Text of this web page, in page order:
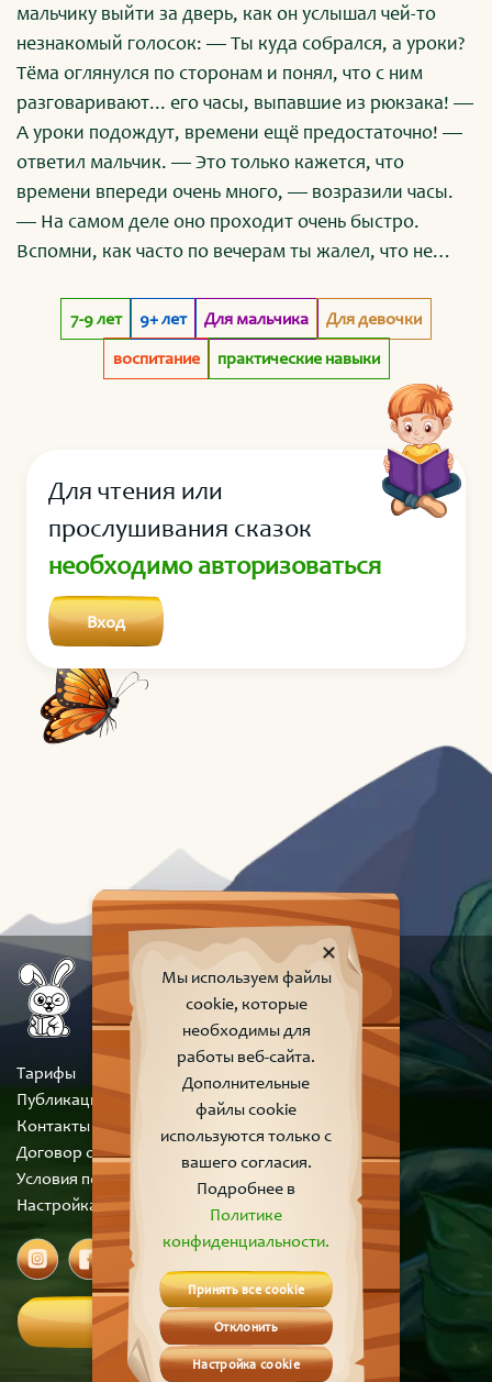
мальчику выйти за дверь, как он услышал чей-то
незнакомый голосок: — Ты куда собрался, а уроки?
Тёма оглянулся по сторонам и понял, что с ним
разговаривают... его часы, выпавшие из рюкзака! —
А уроки подождут, времени ещё предостаточно! —
ответил мальчик. — Это только кажется, что
времени впереди очень много, — возразили часы.
— На самом деле оно проходит очень быстро.
Вспомни, как часто по вечерам ты жалел, что не
нахмурил лоб, подумал и вспомнил: —
Действительно, бывало, что и не успевал, а потом
думал, почему время пролетело так незаметно.
7-9 лет 9+ лет Для мальчика
Для девочки
воспитание
практические навыки
Для чтения или
прослушивания сказок
необходимо авторизоваться
Вход
Тарифы
Публикации
Контакты
Договор оферты
Условия пользования сайтом
Настройка cookie
Вход
Мы используем файлы
cookie, которые
необходимы для
работы веб-сайта.
Дополнительные
файлы cookie
используются только с
вашего согласия.
Подробнее в
Политике
конфиденциальности.
Принять все cookie
Отклонить
Настройка cookie